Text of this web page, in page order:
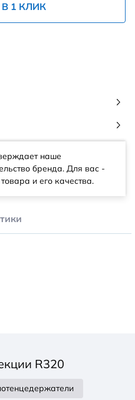
1 КЛИК
наше
бренда. Для вас -
и его качества.
R320